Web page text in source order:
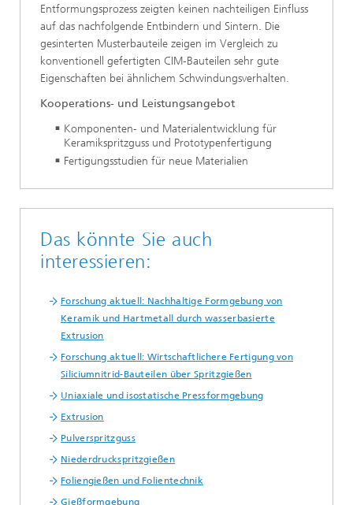
Entformungsprozess zeigten keinen nachteiligen Einfluss
auf das nachfolgende Entbindern und Sintern. Die
gesinterten Musterbauteile zeigen im Vergleich zu
konventionell gefertigten CIM-Bauteilen sehr gute
Eigenschaften bei ähnlichem Schwindungsverhalten.
Kooperations- und Leistungsangebot
Komponenten- und Materialentwicklung für
Keramikspritz­guss und Prototypenfertigung
Fertigungsstudien für neue Materialien
Das könnte Sie auch
interessieren:
Forschung aktuell: Nachhaltige Formgebung von
Keramik und Hartmetall durch wasserbasierte
Extrusion
Forschung aktuell: Wirtschaftlichere Fertigung von
Siliciumnitrid-Bauteilen über Spritzgießen
Uniaxiale und isostatische Pressformgebung
Extrusion
Pulverspritzguss
Niederdruckspritzgießen
Foliengießen und Folientechnik
Gießformgebung